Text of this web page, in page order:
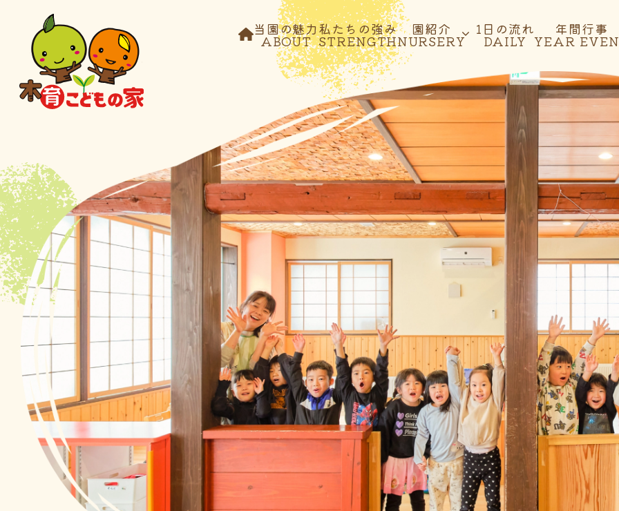
当園の魅力
ABOUT
私たちの強み
STRENGTH
園紹介
NURSERY
1日の流れ
DAILY
年間行事
YEAR